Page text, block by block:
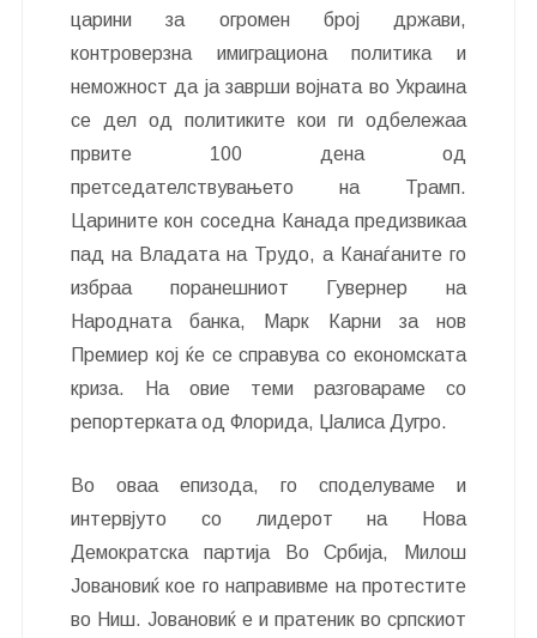
царини за огромен број држави,
контроверзна имиграциона политика и
неможност да ја заврши војната во Украина
се дел од политиките кои ги одбележаа
првите 100 дена од
претседателствувањето на Трамп.
Царините кон соседна Канада предизвикаа
пад на Владата на Трудо, а Канаѓаните го
избраа поранешниот Гувернер на
Народната банка, Марк Карни за нов
Премиер кој ќе се справува со економската
криза. На овие теми разговараме со
репортерката од Флорида, Џалиса Дугро.
Во оваа епизода, го споделуваме и
интервјуто со лидерот на Нова
Демократска партија Во Србија, Милош
Јовановиќ кое го направивме на протестите
во Ниш. Јовановиќ е и пратеник во српскиот